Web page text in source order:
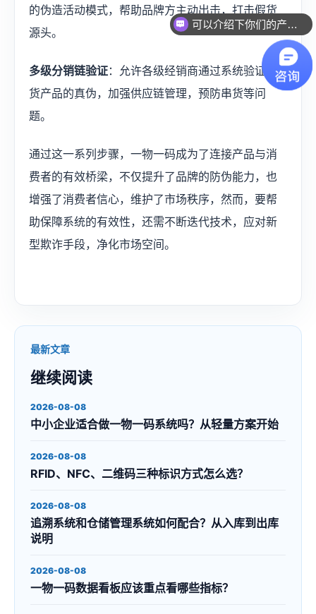
的伪造活动模式，帮助品牌方主动出击，打击假货
源头。
多级分销链验证：允许各级经销商通过系统验证进
货产品的真伪，加强供应链管理，预防串货等问
题。
通过这一系列步骤，一物一码成为了连接产品与消
费者的有效桥梁，不仅提升了品牌的防伪能力，也
增强了消费者信心，维护了市场秩序，然而，要帮
助保障系统的有效性，还需不断迭代技术，应对新
型欺诈手段，净化市场空间。​
最新文章
继续阅读
2026-08-08
中小企业适合做一物一码系统吗？从轻量方案开始
2026-08-08
RFID、NFC、二维码三种标识方式怎么选？
2026-08-08
追溯系统和仓储管理系统如何配合？从入库到出库
说明
2026-08-08
一物一码数据看板应该重点看哪些指标？
可以介绍下你们的产品么？